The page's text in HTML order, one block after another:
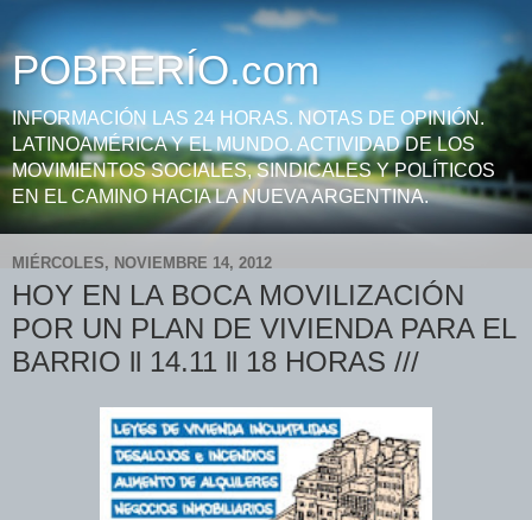
POBRERÍO.com
INFORMACIÓN LAS 24 HORAS. NOTAS DE OPINIÓN.
LATINOAMÉRICA Y EL MUNDO. ACTIVIDAD DE LOS
MOVIMIENTOS SOCIALES, SINDICALES Y POLÍTICOS
EN EL CAMINO HACIA LA NUEVA ARGENTINA.
MIÉRCOLES, NOVIEMBRE 14, 2012
HOY EN LA BOCA MOVILIZACIÓN
POR UN PLAN DE VIVIENDA PARA EL
BARRIO ll 14.11 ll 18 HORAS ///